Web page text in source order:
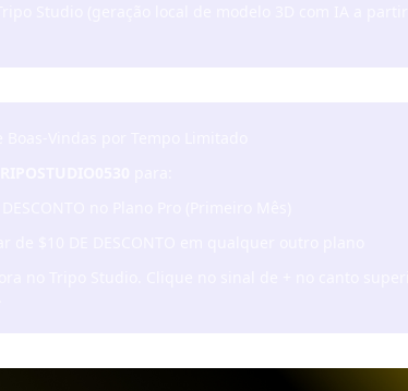
Vindas por Tempo Limitado
no Plano Pro (Primeiro Mês)
de $10 DE DESCONTO em qualquer outro plano
no